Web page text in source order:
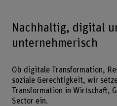
Nachhaltig, digital
unternehmerisch
Ob digitale Transformation,
soziale Gerechtigkeit, wir
Transformation in Wirtschaft,
Sector ein.